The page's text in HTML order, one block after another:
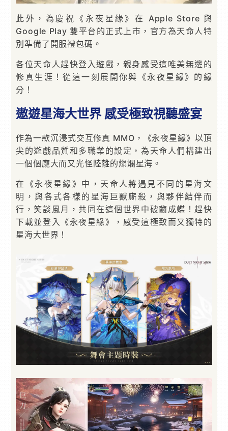
此外，為慶祝《永夜星緣》在 Apple Store 與
Google Play 雙平台的正式上市，官方為天命人特
別準備了開服禮包碼。
各位天命人趕快登入遊戲，親身感受這唯美無邊的
修真生涯！從這一刻展開你與《永夜星緣》的緣
分！
遨遊星海大世界 感受極致視聽盛宴
作為一款沉浸式交互修真 MMO，《永夜星緣》以頂
尖的遊戲品質和多職業的設定，為天命人們構建出
一個個龐大而又光怪陸離的燦爛星海。
在《永夜星緣》中，天命人將遇見不同的星海文
明，與各式各樣的星海巨獸廝殺，與夥伴結伴而
行，笑談風月，共同在這個世界中破繭成蝶！趕快
下載並登入《永夜星緣》，感受這極致而又獨特的
星海大世界！